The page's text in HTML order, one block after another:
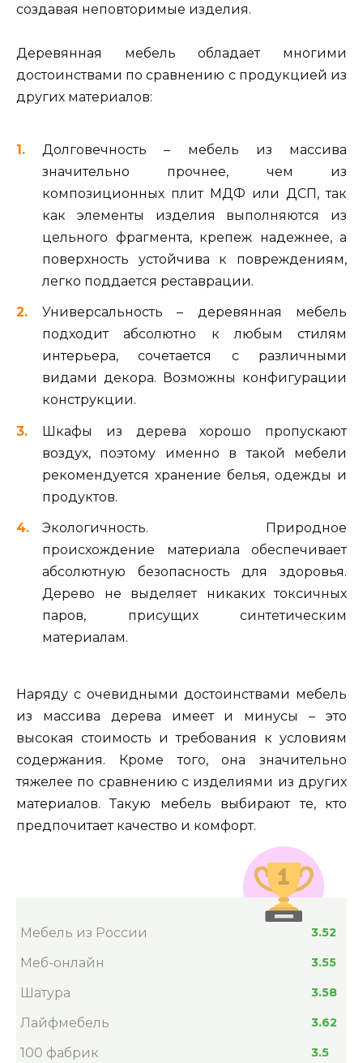
создавая неповторимые изделия.
Деревянная мебель обладает многими
достоинствами по сравнению с продукцией из
других материалов:
Долговечность – мебель из массива
значительно прочнее, чем из
композиционных плит МДФ или ДСП, так
как элементы изделия выполняются из
цельного фрагмента, крепеж надежнее, а
поверхность устойчива к повреждениям,
легко поддается реставрации.
Универсальность – деревянная мебель
подходит абсолютно к любым стилям
интерьера, сочетается с различными
видами декора. Возможны конфигурации
конструкции.
Шкафы из дерева хорошо пропускают
воздух, поэтому именно в такой мебели
рекомендуется хранение белья, одежды и
продуктов.
Экологичность. Природное
происхождение материала обеспечивает
абсолютную безопасность для здоровья.
Дерево не выделяет никаких токсичных
паров, присущих синтетическим
материалам.
Наряду с очевидными достоинствами мебель
из массива дерева имеет и минусы – это
высокая стоимость и требования к условиям
содержания. Кроме того, она значительно
тяжелее по сравнению с изделиями из других
материалов. Такую мебель выбирают те, кто
предпочитает качество и комфорт.
Мебель из России 3.52
Меб-онлайн 3.55
Шатура 3.58
Лайфмебель 3.62
100 фабрик 3.5